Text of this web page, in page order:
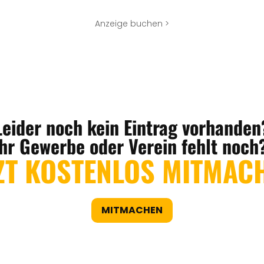
Anzeige buchen >
noch kein Eintrag
Gewerbe oder Verein fehlt
KOSTENLOS
MITMACHEN